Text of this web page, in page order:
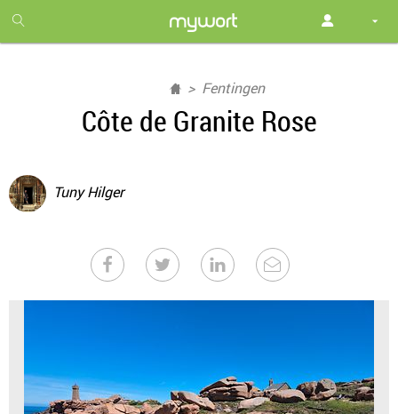
month
free
Fentingen
Côte de Granite Rose
Tuny Hilger